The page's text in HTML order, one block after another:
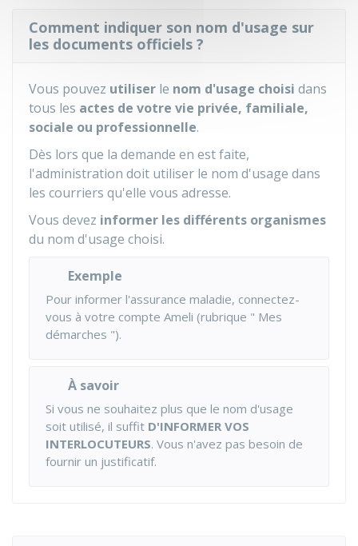
Comment indiquer son nom d'usage sur
les documents officiels ?
Vous pouvez utiliser le nom d'usage choisi dans
tous les actes de votre vie privée, familiale,
sociale ou professionnelle.
Dès lors que la demande en est faite,
l'administration doit utiliser le nom d'usage dans
les courriers qu'elle vous adresse.
Vous devez informer les différents organismes
du nom d'usage choisi.
Exemple
Pour informer l'assurance maladie, connectez-
vous à votre compte Ameli (rubrique " Mes
démarches ").
À savoir
Si vous ne souhaitez plus que le nom d'usage
soit utilisé, il suffit D'INFORMER VOS
INTERLOCUTEURS. Vous n'avez pas besoin de
fournir un justificatif.